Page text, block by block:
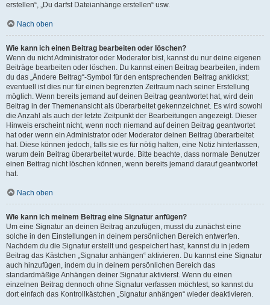
erstellen“, „Du darfst Dateianhänge erstellen“ usw.
Nach oben
Wie kann ich einen Beitrag bearbeiten oder löschen?
Wenn du nicht Administrator oder Moderator bist, kannst du nur deine eigenen
Beiträge bearbeiten oder löschen. Du kannst einen Beitrag bearbeiten, indem
du das „Ändere Beitrag“-Symbol für den entsprechenden Beitrag anklickst;
eventuell ist dies nur für einen begrenzten Zeitraum nach seiner Erstellung
möglich. Wenn bereits jemand auf deinen Beitrag geantwortet hat, wird dein
Beitrag in der Themenansicht als überarbeitet gekennzeichnet. Es wird sowohl
die Anzahl als auch der letzte Zeitpunkt der Bearbeitungen angezeigt. Dieser
Hinweis erscheint nicht, wenn noch niemand auf deinen Beitrag geantwortet
hat oder wenn ein Administrator oder Moderator deinen Beitrag überarbeitet
hat. Diese können jedoch, falls sie es für nötig halten, eine Notiz hinterlassen,
warum dein Beitrag überarbeitet wurde. Bitte beachte, dass normale Benutzer
einen Beitrag nicht löschen können, wenn bereits jemand darauf geantwortet
hat.
Nach oben
Wie kann ich meinem Beitrag eine Signatur anfügen?
Um eine Signatur an deinen Beitrag anzufügen, musst du zunächst eine
solche in den Einstellungen in deinem persönlichen Bereich entwerfen.
Nachdem du die Signatur erstellt und gespeichert hast, kannst du in jedem
Beitrag das Kästchen „Signatur anhängen“ aktivieren. Du kannst eine Signatur
auch hinzufügen, indem du in deinem persönlichen Bereich das
standardmäßige Anhängen deiner Signatur aktivierst. Wenn du einen
einzelnen Beitrag dennoch ohne Signatur verfassen möchtest, so kannst du
dort einfach das Kontrollkästchen „Signatur anhängen“ wieder deaktivieren.